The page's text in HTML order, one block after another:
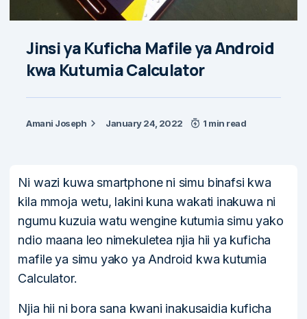
Jinsi ya Kuficha Mafile ya Android
kwa Kutumia Calculator
Amani Joseph January 24, 2022 1 min read
Ni wazi kuwa smartphone ni simu binafsi kwa
kila mmoja wetu, lakini kuna wakati inakuwa ni
ngumu kuzuia watu wengine kutumia simu yako
ndio maana leo nimekuletea njia hii ya kuficha
mafile ya simu yako ya Android kwa kutumia
Calculator.
Njia hii ni bora sana kwani inakusaidia kuficha